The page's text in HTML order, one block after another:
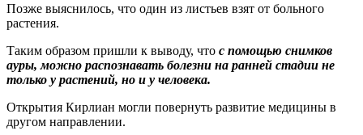
Позже выяснилось, что один из листьев взят от больного
растения.
Таким образом пришли к выводу, что с помощью снимков
ауры, можно распознавать болезни на ранней стадии не
только у растений, но и у человека.
Открытия Кирлиан могли повернуть развитие медицины в
другом направлении.